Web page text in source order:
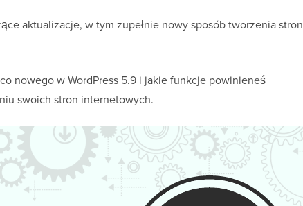
aktualizacje, w tym zupełnie nowy sposób tworzenia stron
nowego w WordPress 5.9 i jakie funkcje powinieneś
swoich stron internetowych.